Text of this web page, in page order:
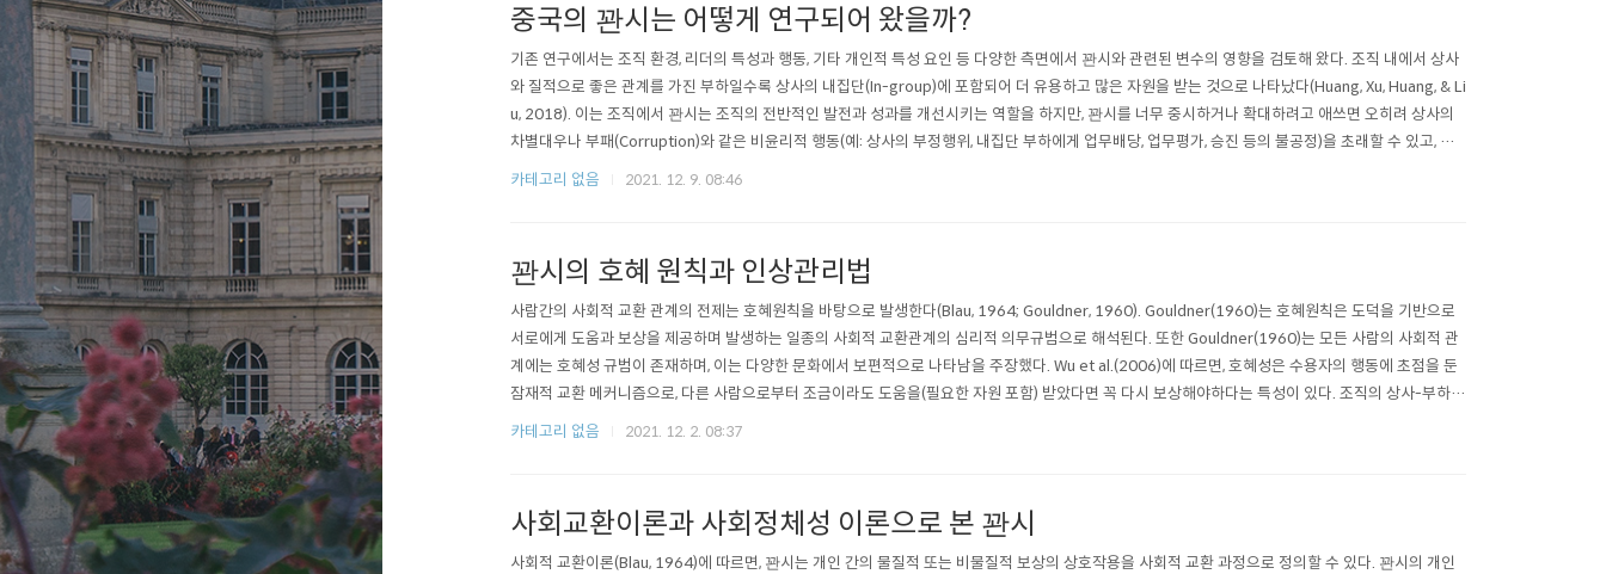
중국의 꽌시는 어떻게 연구되어 왔을까?
기존 연구에서는 조직 환경, 리더의 특성과 행동, 기타 개인적 특성 요인 등 다양한 측면에서 꽌시와 관련된 변수의 영향을 검토해 왔다. 조직 내에서 상사
와 질적으로 좋은 관계를 가진 부하일수록 상사의 내집단(In-group)에 포함되어 더 유용하고 많은 자원을 받는 것으로 나타났다(Huang, Xu, Huang, & Li
u, 2018). 이는 조직에서 꽌시는 조직의 전반적인 발전과 성과를 개선시키는 역할을 하지만, 꽌시를 너무 중시하거나 확대하려고 애쓰면 오히려 상사의
차별대우나 부패(Corruption)와 같은 비윤리적 행동(예: 상사의 부정행위, 내집단 부하에게 업무배당, 업무평가, 승진 등의 불공정)을 초래할 수 있고, 조
직성과에 부정적인 영향을 줄 수있다(Chen, Chen & Xin, 2004;..
카테고리 없음 2021. 12. 9. 08:46
꽌시의 호혜 원칙과 인상관리법
사람간의 사회적 교환 관계의 전제는 호혜원칙을 바탕으로 발생한다(Blau, 1964; Gouldner, 1960). Gouldner(1960)는 호혜원칙은 도덕을 기반으로
서로에게 도움과 보상을 제공하며 발생하는 일종의 사회적 교환관계의 심리적 의무규범으로 해석된다. 또한 Gouldner(1960)는 모든 사람의 사회적 관
계에는 호혜성 규범이 존재하며, 이는 다양한 문화에서 보편적으로 나타남을 주장했다. Wu et al.(2006)에 따르면, 호혜성은 수용자의 행동에 초점을 둔
잠재적 교환 메커니즘으로, 다른 사람으로부터 조금이라도 도움을(필요한 자원 포함) 받았다면 꼭 다시 보상해야하다는 특성이 있다. 조직의 상사-부하
꽌시를 통해 상호 도움을 주고받는다면 수용자는 감사함을 가짐과 동시에 인정(人情)에..
카테고리 없음 2021. 12. 2. 08:37
사회교환이론과 사회정체성 이론으로 본 꽌시
사회적 교환이론(Blau, 1964)에 따르면, 꽌시는 개인 간의 물질적 또는 비물질적 보상의 상호작용을 사회적 교환 과정으로 정의할 수 있다. 꽌시의 개인